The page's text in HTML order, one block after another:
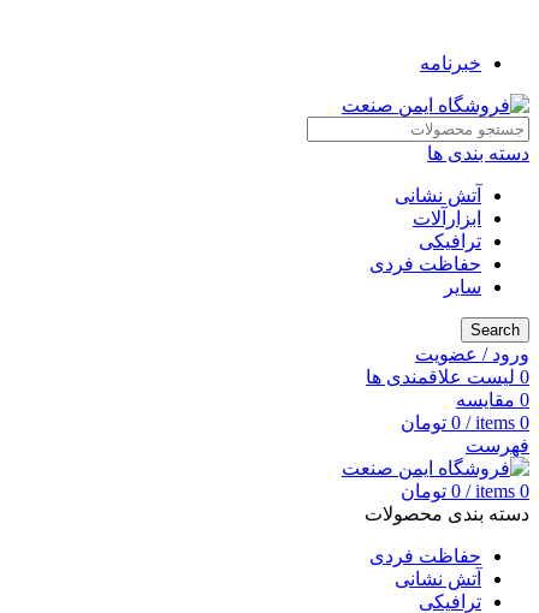
خبرنامه
دسته بندی ها
آتش نشانی
ابزارآلات
ترافیکی
حفاظت فردی
سایر
Search
ورود / عضویت
0 لیست علاقمندی ها
0 مقایسه
0
items
/
0 تومان
فهرست
0
items
/
0 تومان
دسته بندی محصولات
حفاظت فردی
آتش نشانی
ترافیکی